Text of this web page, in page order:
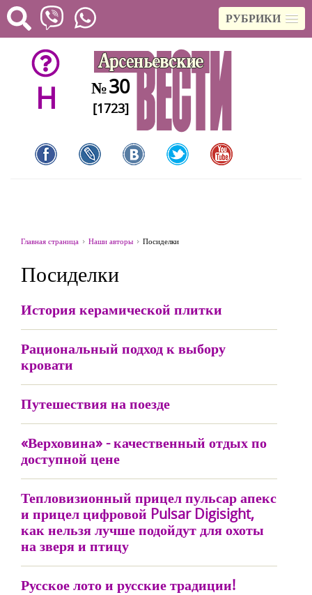
РУБРИКИ
H №30
[1723]
Главная страница Наши авторы Посиделки
Посиделки
История керамической плитки
Рациональный подход к выбору
кровати
Путешествия на поезде
«Верховина» - качественный отдых по
доступной цене
Тепловизионный прицел пульсар апекс
и прицел цифровой Pulsar Digisight,
как нельзя лучше подойдут для охоты
на зверя и птицу
Русское лото и русские традиции!